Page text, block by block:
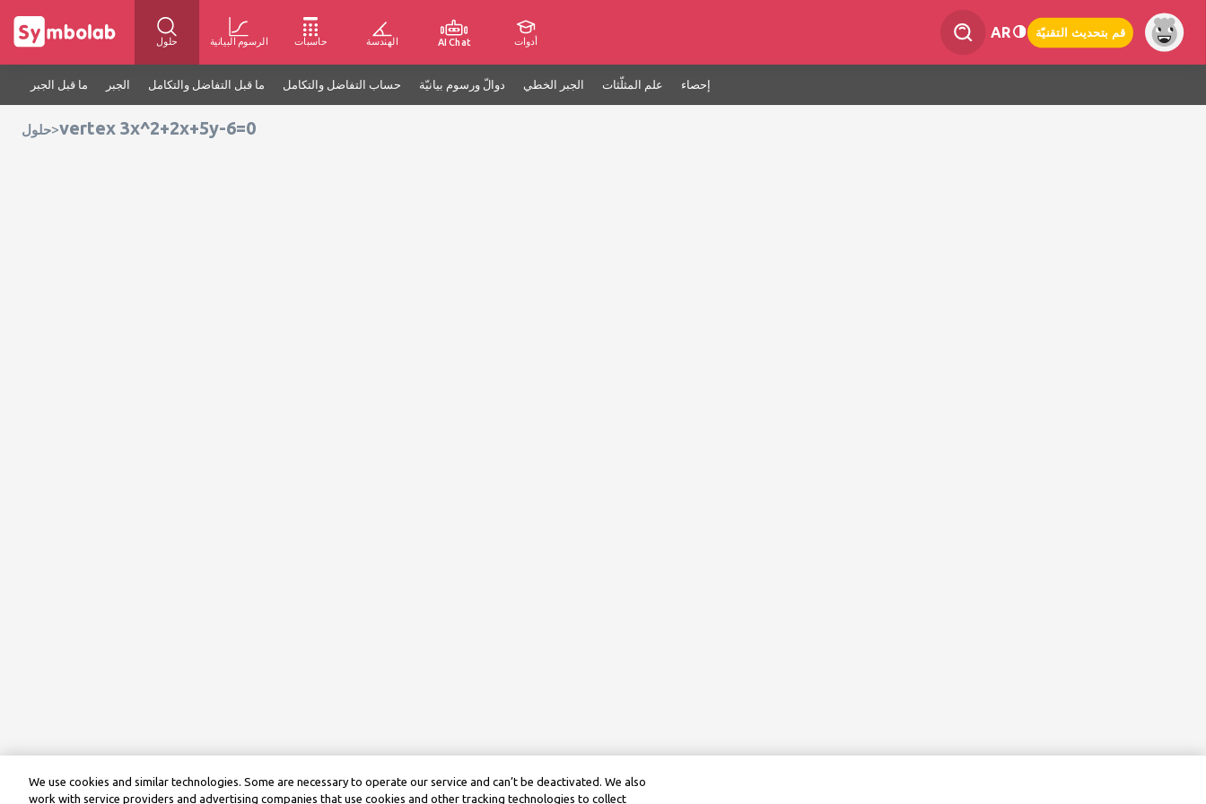
حلول الرسوم البيانية حاسبات الهندسة AI Chat أدوات
AR قم بتحديث التقنيّة
ما قبل الجبر الجبر ما قبل التفاضل والتكامل حساب التفاضل والتكامل دوالّ ورسوم بيانيّة الجبر الخطي علم المثلّثات إحصاء
حلول>vertex 3x^2+2x+5y-6=0
We use cookies and similar technologies. Some are necessary to operate our service and can’t be deactivated. We also
work with service providers and advertising companies that use cookies and other tracking technologies to collect